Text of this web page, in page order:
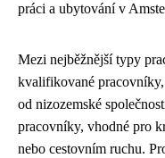
práci a ubytování v
Mezi nejběžnější typy
kvalifikované
od nizozemské
pracovníky, vhodné pro
nebo cestovním ruchu.